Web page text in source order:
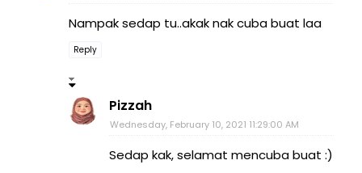
Nampak sedap tu..akak nak cuba buat laa
Reply
Pizzah
Wednesday, February 10, 2021 11:29:00 AM
Sedap kak, selamat mencuba buat :)